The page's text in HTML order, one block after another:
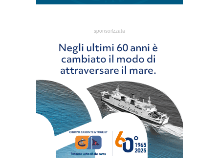
sponsorizzata